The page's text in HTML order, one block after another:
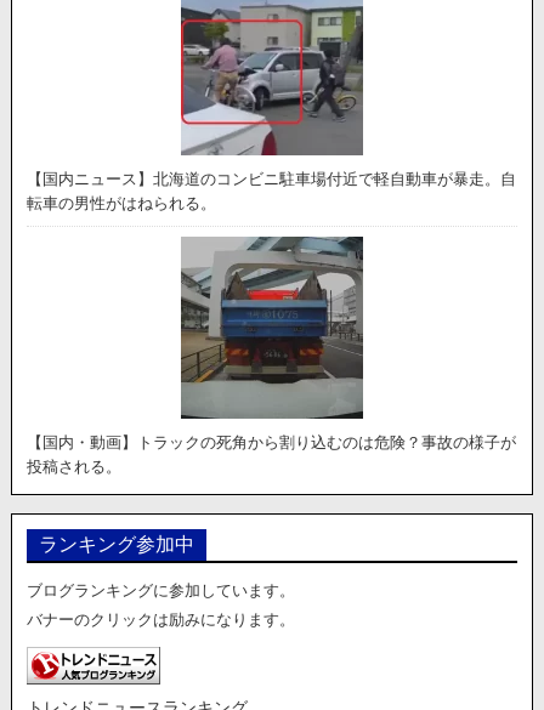
【国内ニュース】北海道のコンビニ駐車場付近で軽自動車が暴走。自
転車の男性がはねられる。
【国内・動画】トラックの死角から割り込むのは危険？事故の様子が
投稿される。
ランキング参加中
ブログランキングに参加しています。
バナーのクリックは励みになります。